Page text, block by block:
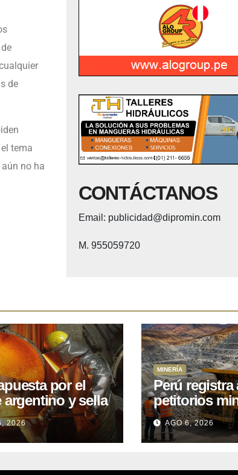
de
tema
no ha
CONTÁCTANOS
Email: publicidad@dipromin.com
M. 955059720
por el
argentino y sella
con Kobrea
proyecto
2026
MINERÍA
Perú registra
petitorios
liberación de
mil
explorar
AGO 6, 2026